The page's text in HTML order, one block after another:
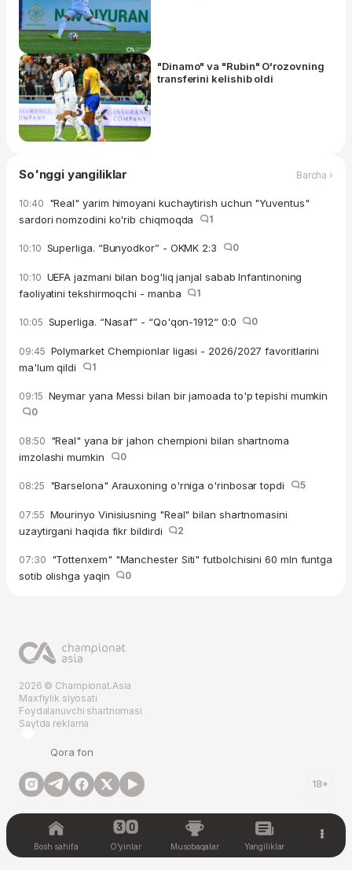
"Dinamo" va "Rubin" O'rozovning
transferini kelishib oldi
So'nggi yangiliklar Barcha ›
10:40 "Real" yarim himoyani kuchaytirish uchun "Yuventus"
sardori nomzodini ko'rib chiqmoqda
1
10:10 Superliga. “Bunyodkor” - OKMK 2:3 0
10:10 UEFA jazmani bilan bog'liq janjal sabab Infantinoning
faoliyatini tekshirmoqchi - manba
1
10:05 Superliga. “Nasaf” - “Qo'qon-1912“ 0:0 0
09:45 Polymarket Chempionlar ligasi - 2026/2027 favoritlarini
ma'lum qildi
1
09:15 Neymar yana Messi bilan bir jamoada to'p tepishi mumkin
0
08:50 "Real" yana bir jahon chempioni bilan shartnoma
imzolashi mumkin
0
08:25 "Barselona" Arauxoning o'rniga o'rinbosar topdi 5
07:55 Mourinyo Vinisiusning "Real" bilan shartnomasini
uzaytirgani haqida fikr bildirdi
2
07:30 "Tottenxem" "Manchester Siti" futbolchisini 60 mln funtga
sotib olishga yaqin
0
2026 © Championat.Asia
Maxfiylik siyosati
Foydalanuvchi shartnomasi
Saytda reklama
Qora fon
18+
Bosh sahifa O'yinlar Musobaqalar Yangiliklar